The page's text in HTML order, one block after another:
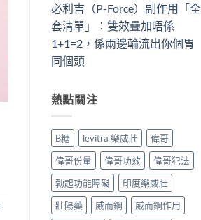
必利吉（P-Force）副作用「全
套清單」：雙效疊加唔係
1+1=2，係兩邊輪流出你個胃
同個頭
熱點關注
B糖 levitra 樂威壯
偉哥
偉哥份量
偉哥功效
偉哥犯法
勃起功能障礙
印度樂威壯
壯陽藥
威而鋼
威而鋼作用